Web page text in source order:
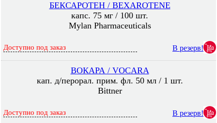
БЕКСАРОТЕН / BEXAROTENE
капс. 75 мг / 100 шт.
Mylan Pharmaceuticals
Доступно под заказ В резерв!
ВОКАРА / VOCARA
кап. д/перорал. прим. фл. 50 мл / 1 шт.
Bittner
Доступно под заказ В резерв!